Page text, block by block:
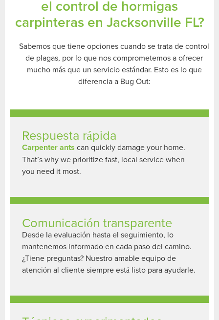
el control de hormigas
carpinteras en Jacksonville FL?
Sabemos que tiene opciones cuando se trata de control
de plagas, por lo que nos comprometemos a ofrecer
mucho más que un servicio estándar. Esto es lo que
diferencia a Bug Out:
Respuesta rápida
Carpenter ants can quickly damage your home.
That’s why we prioritize fast, local service when
you need it most.
Comunicación transparente
Desde la evaluación hasta el seguimiento, lo
mantenemos informado en cada paso del camino.
¿Tiene preguntas? Nuestro amable equipo de
atención al cliente siempre está listo para ayudarle.